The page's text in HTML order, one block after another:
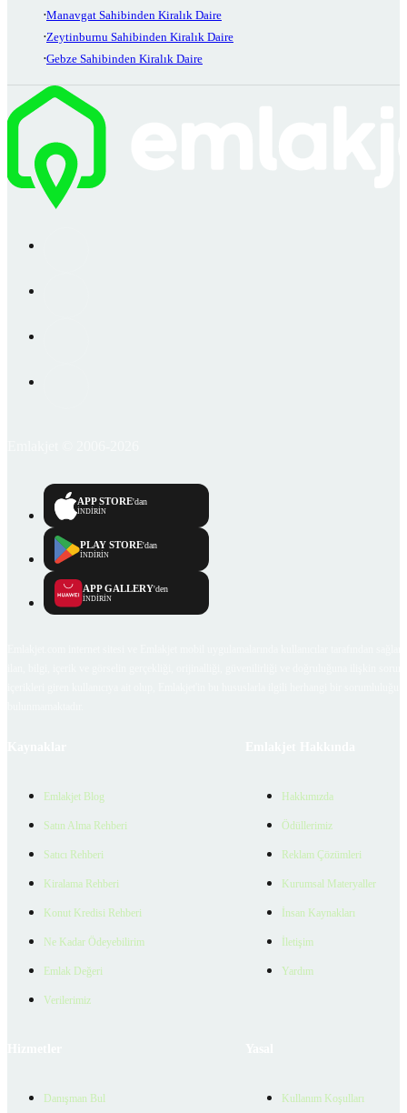
Manavgat Sahibinden Kiralık Daire
Zeytinburnu Sahibinden Kiralık Daire
Gebze Sahibinden Kiralık Daire
APP STORE'dan
İNDİRİN
PLAY STORE'dan
İNDİRİN
APP GALLERY'den
İNDİRİN
Emlakjet Blog
Satın Alma Rehberi
Satıcı Rehberi
Kiralama Rehberi
Konut Kredisi Rehberi
Ne Kadar Ödeyebilirim
Emlak Değeri
Verilerimiz
Hakkımızda
Ödüllerimiz
Reklam Çözümleri
Kurumsal Materyaller
İnsan Kaynakları
İletişim
Yardım
Danışman Bul Kullanım Koşulları